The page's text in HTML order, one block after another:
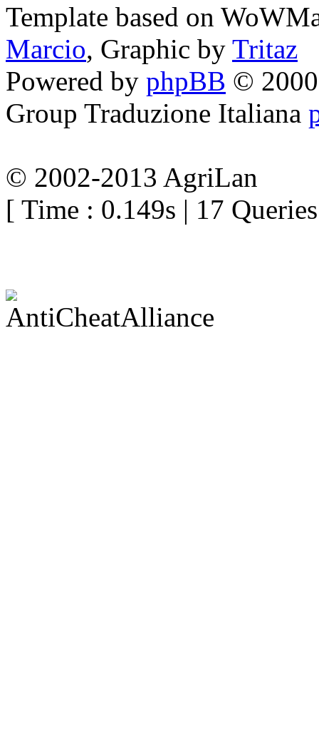
Template based on
Marcio, Graphic by Tritaz
Powered by phpBB ©
Group Traduzione Italiana
© 2002-2013 AgriLan
[ Time : 0.149s | 17